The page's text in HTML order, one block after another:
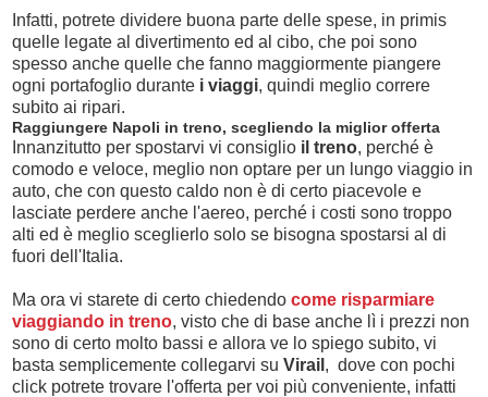
Infatti, potrete dividere buona parte delle spese, in primis
quelle legate al divertimento ed al cibo, che poi sono
spesso anche quelle che fanno maggiormente piangere
ogni portafoglio durante i viaggi, quindi meglio correre
subito ai ripari.
Raggiungere Napoli in treno, scegliendo la miglior offerta
Innanzitutto per spostarvi vi consiglio il treno, perché è
comodo e veloce, meglio non optare per un lungo viaggio in
auto, che con questo caldo non è di certo piacevole e
lasciate perdere anche l'aereo, perché i costi sono troppo
alti ed è meglio sceglierlo solo se bisogna spostarsi al di
fuori dell'Italia.
Ma ora vi starete di certo chiedendo come risparmiare
viaggiando in treno, visto che di base anche lì i prezzi non
sono di certo molto bassi e allora ve lo spiego subito, vi
basta semplicemente collegarvi su Virail , dove con pochi
click potrete trovare l'offerta per voi più conveniente, infatti